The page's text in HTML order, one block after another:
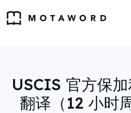
USCIS 官方保
翻译（12 小时